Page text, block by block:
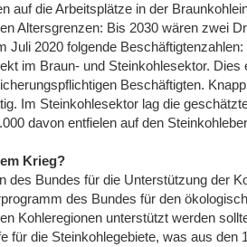
auf die Arbeitsplätze in der
Altersgrenzen: Bis 2030 wären zwei
Juli 2020 folgende
im Braun- und Steinkohlesektor.
Beschäftigten.
Im Steinkohlesektor lag die
davon entfielen auf den
Krieg?
des Bundes für die Unterstützung der
des Bundes für den
Kohleregionen unterstützt werden
für die Steinkohlegebiete, was aus den